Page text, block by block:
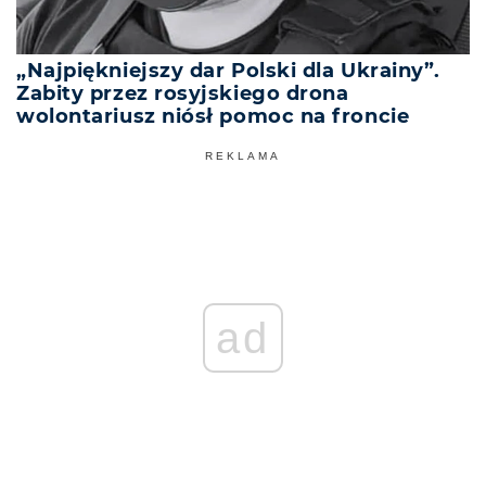
„Najpiękniejszy dar Polski dla Ukrainy”.
Zabity przez rosyjskiego drona
wolontariusz niósł pomoc na froncie
REKLAMA
ad